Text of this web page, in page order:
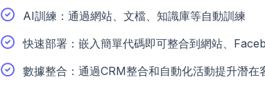
AI訓練：通過網站、文檔、知識庫等自動訓練
快速部署：嵌入簡單代碼即可整合到網站、
數據整合：通過CRM整合和自動化活動提升潛在